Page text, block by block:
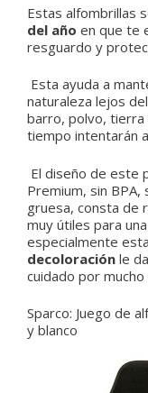
Estas alfombrillas
del año en que te
resguardo y
Esta ayuda a
naturaleza lejos
barro, polvo,
tiempo intentarán
El diseño de este
Premium, sin
gruesa, consta de
muy útiles para
especialmente
decoloración le
cuidado por
Sparco: Juego de
y